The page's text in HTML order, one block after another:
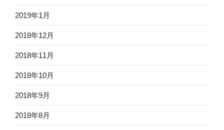
2019年1月
2018年12月
2018年11月
2018年10月
2018年9月
2018年8月